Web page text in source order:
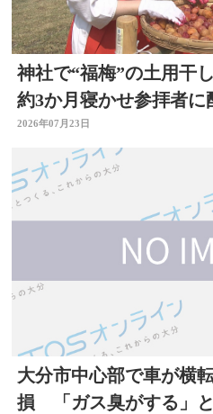
神社で“福梅”の土用干
約3か月寝かせ参拝者
るように」大分
2026年07月23日
大分市中心部で車が横
損 「ガス臭がする」